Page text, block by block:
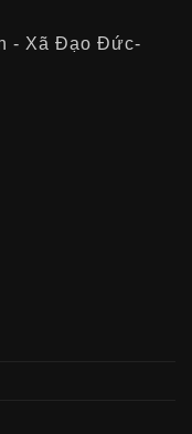
- Xã Đạo Đức-